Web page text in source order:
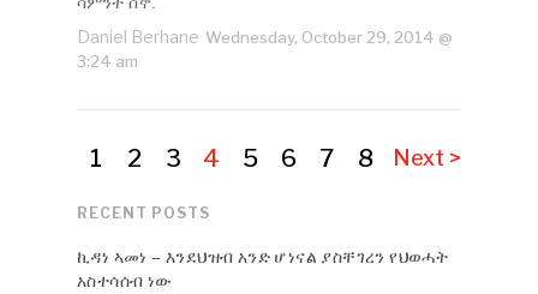
Daniel Berhane Wednesday, October 29, 2014 @
3:24 am
1 2 3 4 5 6 7 8 Next >
RECENT POSTS
ኪዳነ ኣመነ – እንደህዝብ አንድ ሆነናል ያስቸገረን የህወሓት
አስተሳሰብ ነው